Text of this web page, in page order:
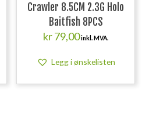
Crawler 8.5CM 2.3G Holo
Baitfish 8PCS
kr79,00inkl. MVA.
Legg i ønskelisten